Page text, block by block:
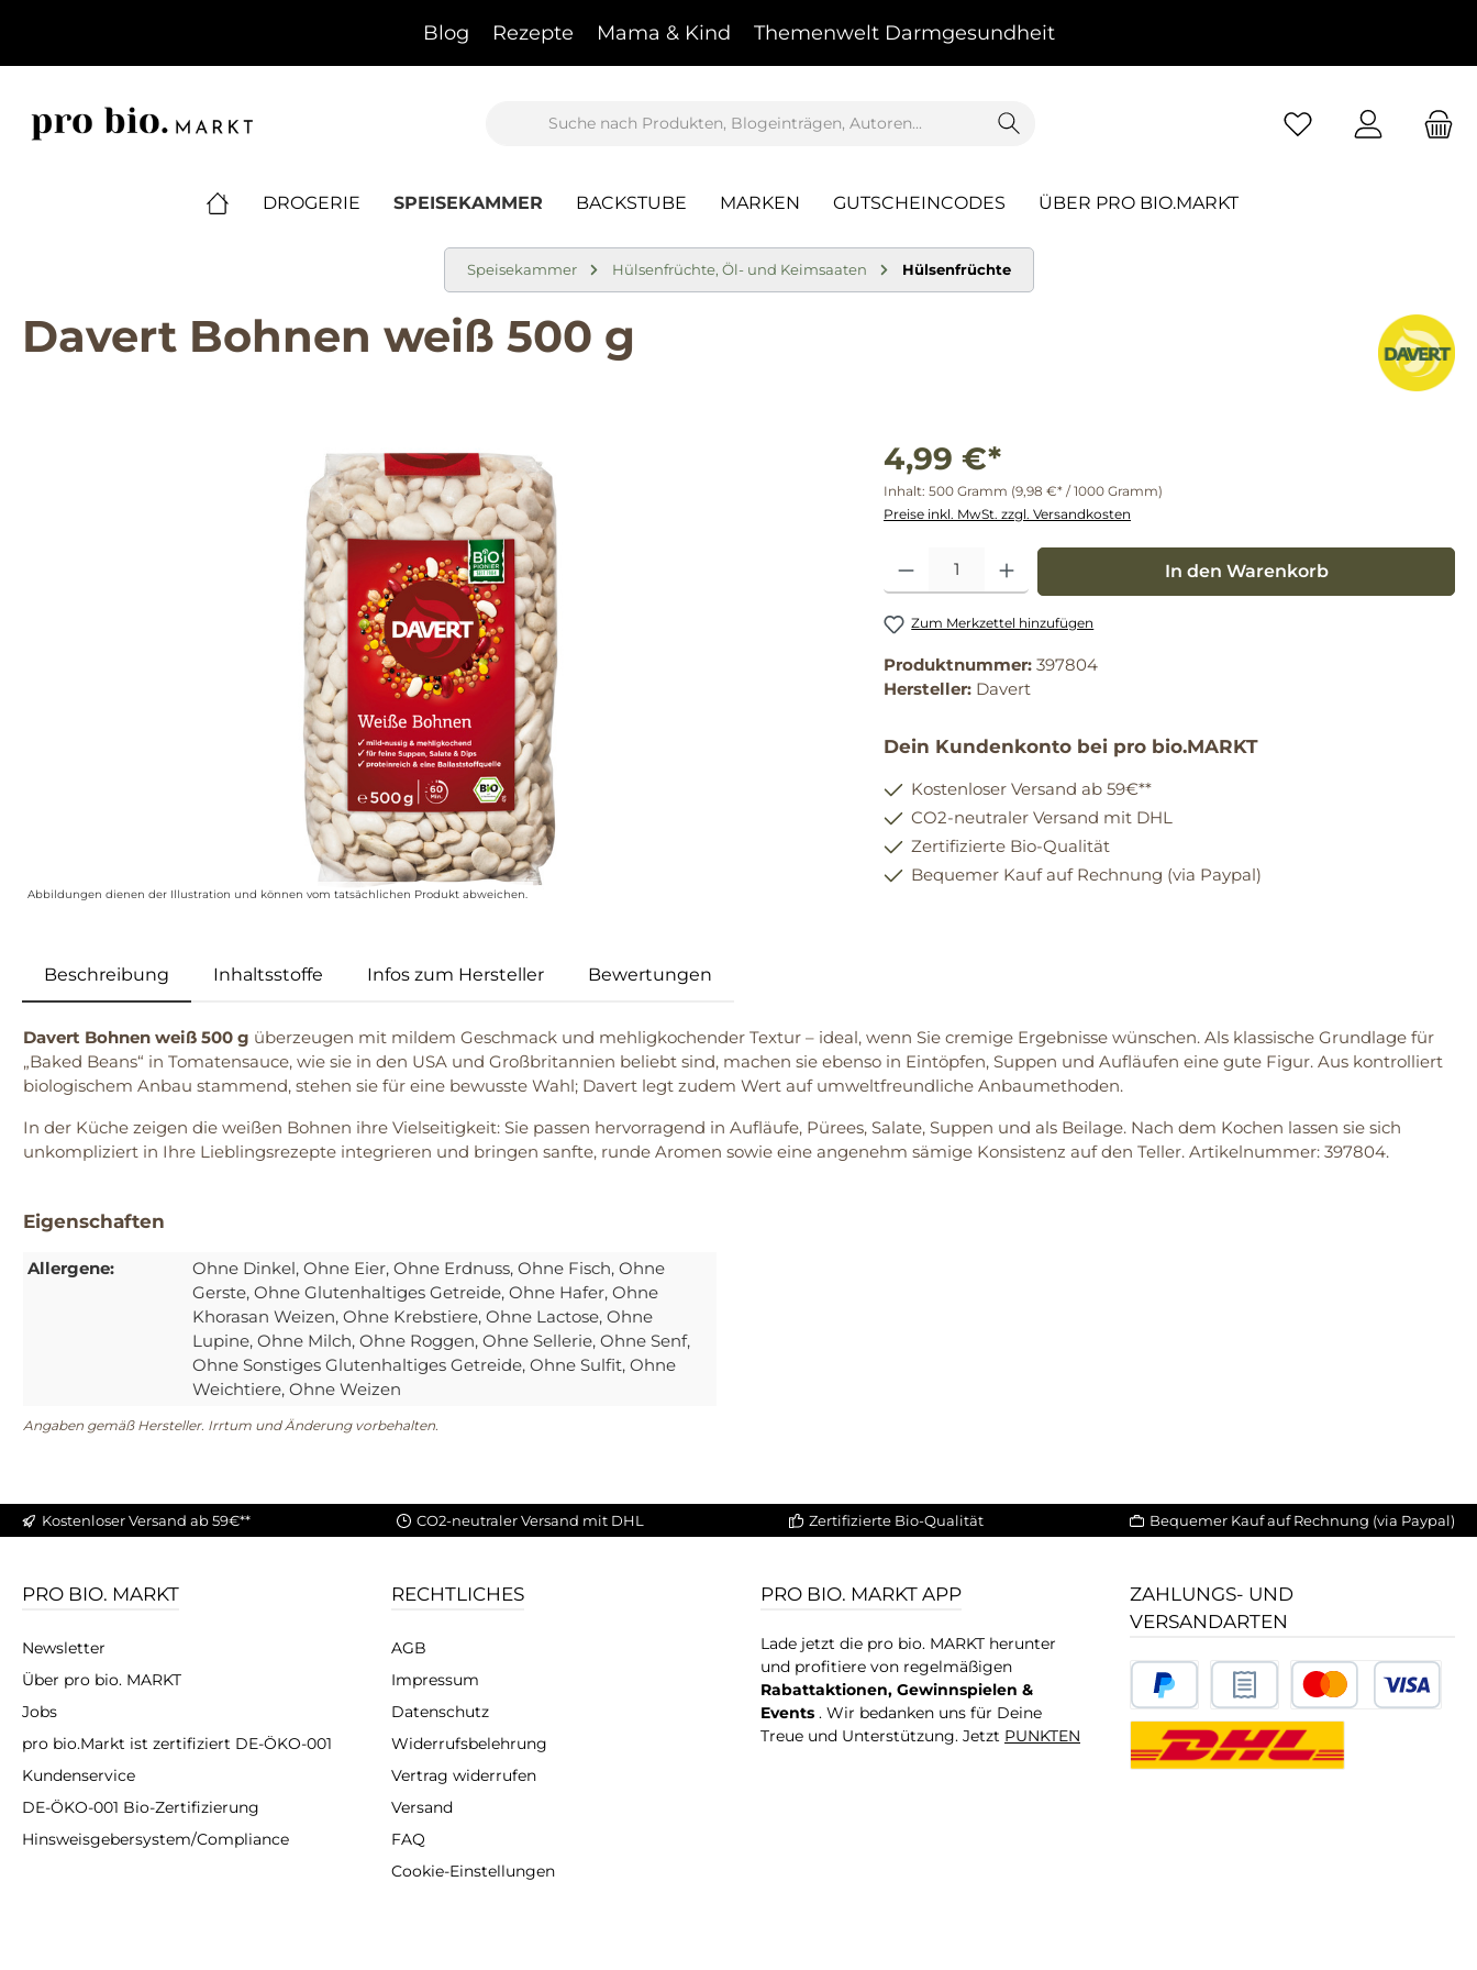
Blog Rezepte Mama & Kind Themenwelt Darmgesundheit
DROGERIE SPEISEKAMMER BACKSTUBE MARKEN GUTSCHEINCODES ÜBER PRO BIO.MARKT
Speisekammer Hülsenfrüchte, Öl- und Keimsaaten Hülsenfrüchte
Davert Bohnen weiß 500 g
Abbildungen dienen der Illustration und können vom tatsächlichen Produkt abweichen.
4,99 €*
Inhalt: 500 Gramm (9,98 €* / 1000 Gramm)
Preise inkl. MwSt. zzgl. Versandkosten
Produkt Anzahl: Gib den gewünschten Wert ein oder benutze die Schaltflächen um die
In den Warenkorb
Zum Merkzettel hinzufügen
Produktnummer: 397804
Hersteller: Davert
Dein Kundenkonto bei pro bio.MARKT
Kostenloser Versand ab 59€**
CO2-neutraler Versand mit DHL
Zertifizierte Bio-Qualität
Bequemer Kauf auf Rechnung (via Paypal)
Beschreibung Inhaltsstoffe Infos zum Hersteller Bewertungen
Davert Bohnen weiß 500 g überzeugen mit mildem Geschmack und mehligkochender Textur – ideal, wenn Sie cremige Ergebnisse wünschen. Als klassische Grundlage für
„Baked Beans“ in Tomatensauce, wie sie in den USA und Großbritannien beliebt sind, machen sie ebenso in Eintöpfen, Suppen und Aufläufen eine gute Figur. Aus kontrolliert
biologischem Anbau stammend, stehen sie für eine bewusste Wahl; Davert legt zudem Wert auf umweltfreundliche Anbaumethoden.
In der Küche zeigen die weißen Bohnen ihre Vielseitigkeit: Sie passen hervorragend in Aufläufe, Pürees, Salate, Suppen und als Beilage. Nach dem Kochen lassen sie sich
unkompliziert in Ihre Lieblingsrezepte integrieren und bringen sanfte, runde Aromen sowie eine angenehm sämige Konsistenz auf den Teller. Artikelnummer: 397804.
Eigenschaften
Allergene: Ohne Dinkel, Ohne Eier, Ohne Erdnuss, Ohne Fisch, Ohne
Gerste, Ohne Glutenhaltiges Getreide, Ohne Hafer, Ohne
Khorasan Weizen, Ohne Krebstiere, Ohne Lactose, Ohne
Lupine, Ohne Milch, Ohne Roggen, Ohne Sellerie, Ohne Senf,
Ohne Sonstiges Glutenhaltiges Getreide, Ohne Sulfit, Ohne
Weichtiere, Ohne Weizen
Angaben gemäß Hersteller. Irrtum und Änderung vorbehalten.
Kostenloser Versand ab 59€** CO2-neutraler Versand mit DHL Zertifizierte Bio-Qualität Bequemer Kauf auf Rechnung (via Paypal)
PRO BIO. MARKT
Newsletter
Über pro bio. MARKT
Jobs
pro bio.Markt ist zertifiziert DE-ÖKO-001
Kundenservice
DE-ÖKO-001 Bio-Zertifizierung
Hinsweisgebersystem/Compliance
RECHTLICHES
AGB
Impressum
Datenschutz
Widerrufsbelehrung
Vertrag widerrufen
Versand
FAQ
Cookie-Einstellungen
PRO BIO. MARKT APP
Lade jetzt die pro bio. MARKT herunter
und profitiere von regelmäßigen
Rabattaktionen, Gewinnspielen &
Events . Wir bedanken uns für Deine
Treue und Unterstützung. Jetzt PUNKTEN
ZAHLUNGS- UND
VERSANDARTEN